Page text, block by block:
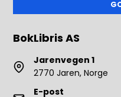
BokLibris AS
Jarenvegen 1
2770 Jaren, Norge
E-post